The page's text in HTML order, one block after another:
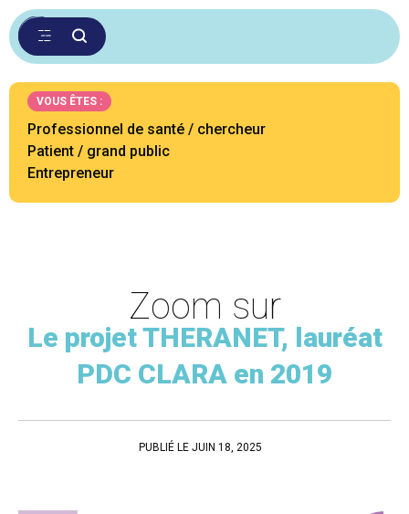
VOUS ÊTES :
Professionnel de santé / chercheur
Patient / grand public
Entrepreneur
Zoom sur
Le projet THERANET, lauréat
PDC CLARA en 2019
PUBLIÉ LE JUIN 18, 2025